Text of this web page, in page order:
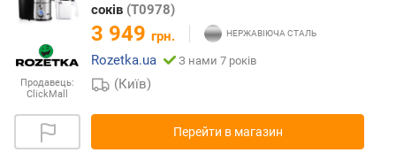
Продавець:
ClickMall
соків (Т0978)
3 949 грн.
Rozetka.ua
З нами 7 років
(Київ)
Перейти в магазин